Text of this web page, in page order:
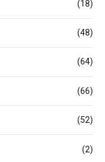
(18)
(48)
(64)
(66)
(52)
(2)